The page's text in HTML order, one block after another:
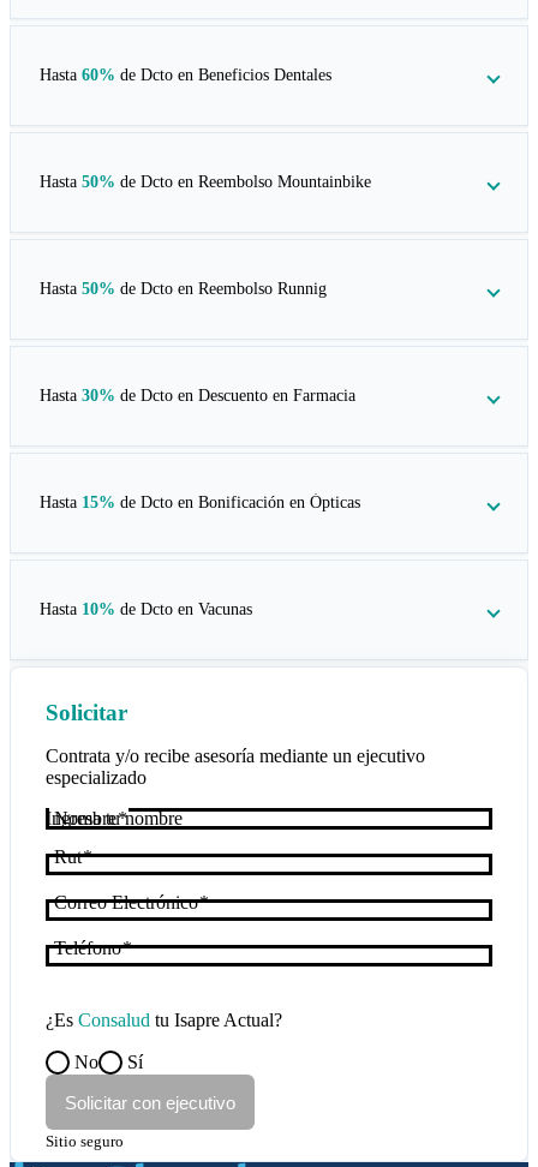
Hasta 60% de Dcto en Beneficios Dentales
Hasta 50% de Dcto en Reembolso Mountainbike
Hasta 50% de Dcto en Reembolso Runnig
Hasta 30% de Dcto en Descuento en Farmacia
Hasta 15% de Dcto en Bonificación en Ópticas
Hasta 10% de Dcto en Vacunas
Solicitar
Contrata y/o recibe asesoría mediante un ejecutivo
especializado
Nombre
Rut
Correo Electrónico
Teléfono
¿Es Consalud tu Isapre Actual?
No
Sí
Solicitar con ejecutivo
Sitio seguro